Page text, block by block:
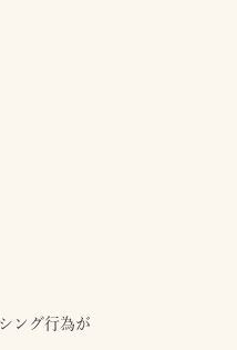
ング行為が